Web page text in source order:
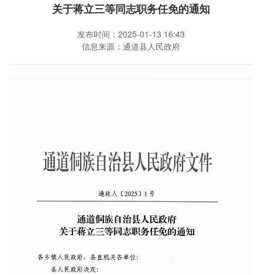
关于蒋立三等同志职务任免的通知
发布时间：2025-01-13 16:43
信息来源：通道县人民政府